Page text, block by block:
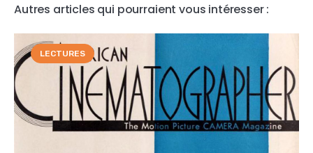
Autres articles qui pourraient vous intéresser :
LECTURES